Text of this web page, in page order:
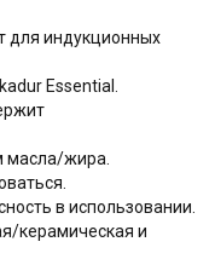
для индукционных
Essential.
масла/жира.
в использовании.
керамическая и